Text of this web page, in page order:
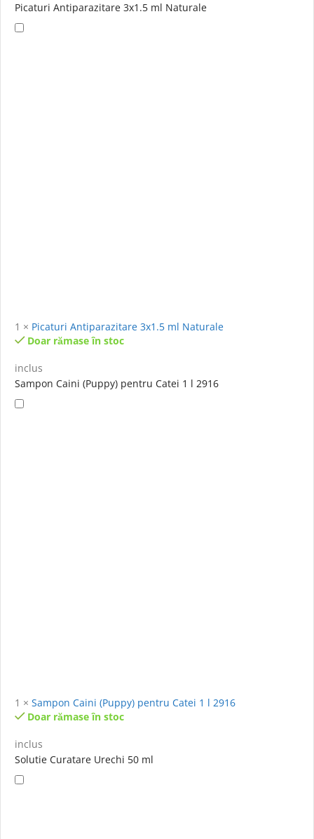
Picaturi Antiparazitare 3x1.5 ml Naturale
1 × Picaturi Antiparazitare 3x1.5 ml Naturale
Doar rămase în stoc
inclus
Sampon Caini (Puppy) pentru Catei 1 l 2916
1 × Sampon Caini (Puppy) pentru Catei 1 l 2916
Doar rămase în stoc
inclus
Solutie Curatare Urechi 50 ml